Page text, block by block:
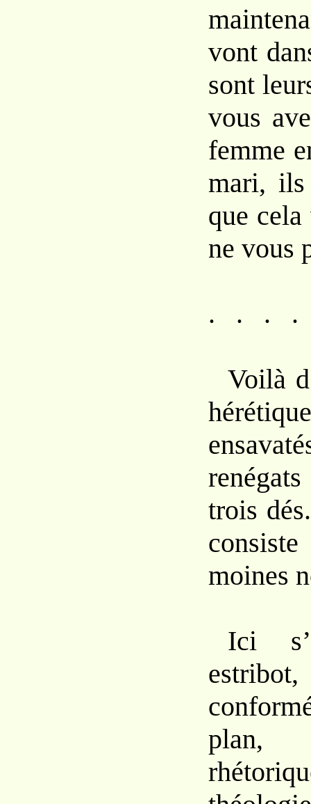
vont
sont
vous
femme
mari,
que
ne vous
. . .
Voilà
trois
moines
Ici